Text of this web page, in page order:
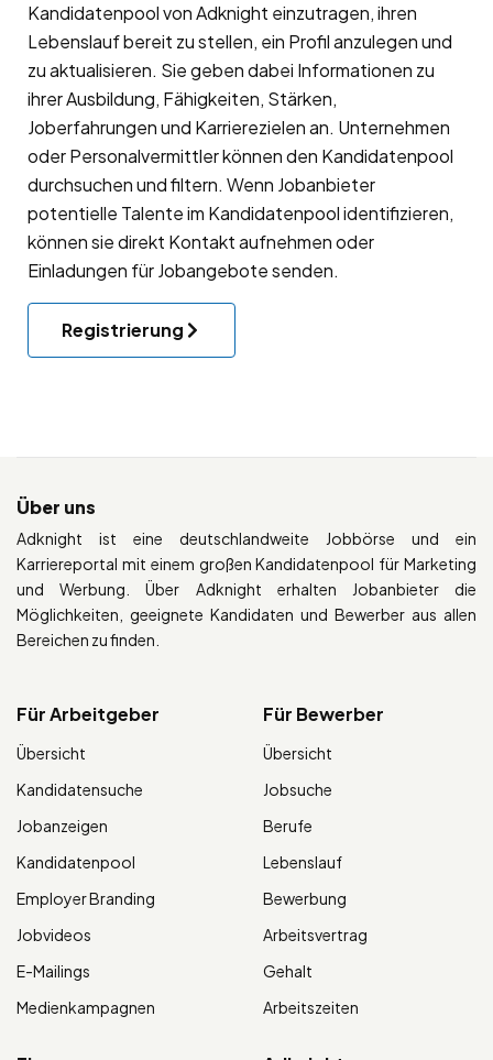
Kandidatenpoolvon Adknight einzutragen, ihren
Lebenslauf bereit zu stellen, ein Profil anzulegen und
zu aktualisieren. Sie geben dabei Informationen zu
ihrer Ausbildung, Fähigkeiten, Stärken,
Joberfahrungen und Karrierezielen an. Unternehmen
oder Personalvermittler können den Kandidatenpool
durchsuchen und filtern. Wenn Jobanbieter
potentielle Talente im Kandidatenpool identifizieren,
können sie direkt Kontakt aufnehmen oder
Einladungen für Jobangebote senden.
Registrierung
Über uns
Adknight ist eine deutschlandweite Jobbörse und ein
Karriereportal mit einem großen Kandidatenpool für Marketing
und Werbung. Über Adknight erhalten Jobanbieter die
Möglichkeiten, geeignete Kandidaten und Bewerber aus allen
Bereichen zu finden.
Für Arbeitgeber
Übersicht
Kandidatensuche
Jobanzeigen
Kandidatenpool
Employer Branding
Jobvideos
E-Mailings
Medienkampagnen
Für Bewerber
Übersicht
Jobsuche
Berufe
Lebenslauf
Bewerbung
Arbeitsvertrag
Gehalt
Arbeitszeiten